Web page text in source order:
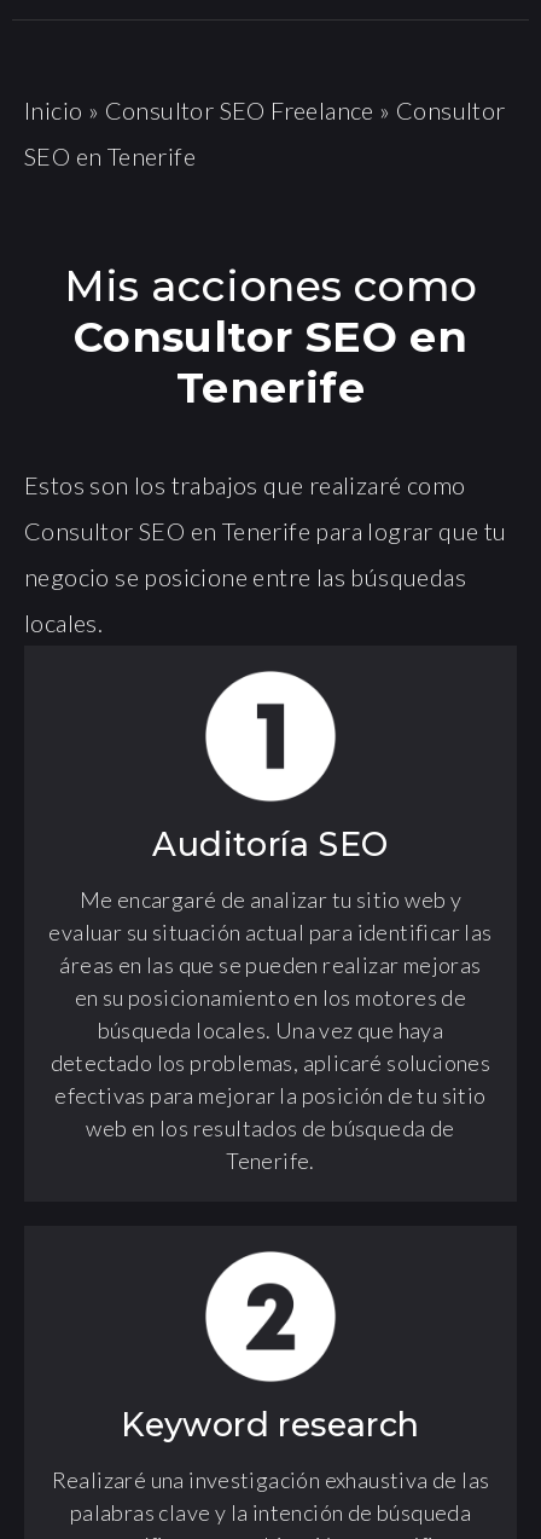
Inicio » Consultor SEO Freelance » Consultor
SEO en Tenerife
Mis acciones como
Consultor SEO en
Tenerife
Estos son los trabajos que realizaré como
Consultor SEO en Tenerife para lograr que tu
negocio se posicione entre las búsquedas
locales.
Auditoría SEO
Me encargaré de analizar tu sitio web y
evaluar su situación actual para identificar las
áreas en las que se pueden realizar mejoras
en su posicionamiento en los motores de
búsqueda locales. Una vez que haya
detectado los problemas, aplicaré soluciones
efectivas para mejorar la posición de tu sitio
web en los resultados de búsqueda de
Tenerife.
Keyword research
Realizaré una investigación exhaustiva de las
palabras clave y la intención de búsqueda